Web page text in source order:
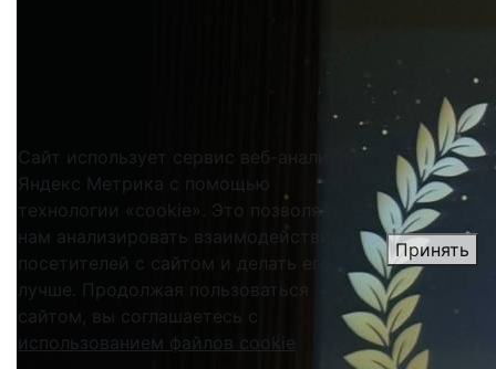
Сайт использует сервис веб-аналитики
Яндекс Метрика с помощью
технологии «cookie». Это позволяет
нам анализировать взаимодействие
посетителей с сайтом и делать его
лучше. Продолжая пользоваться
сайтом, вы соглашаетесь с
использованием файлов cookie
Принять